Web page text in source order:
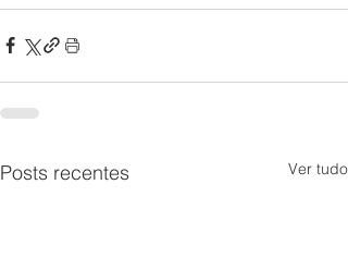
Posts recentes Ver tudo